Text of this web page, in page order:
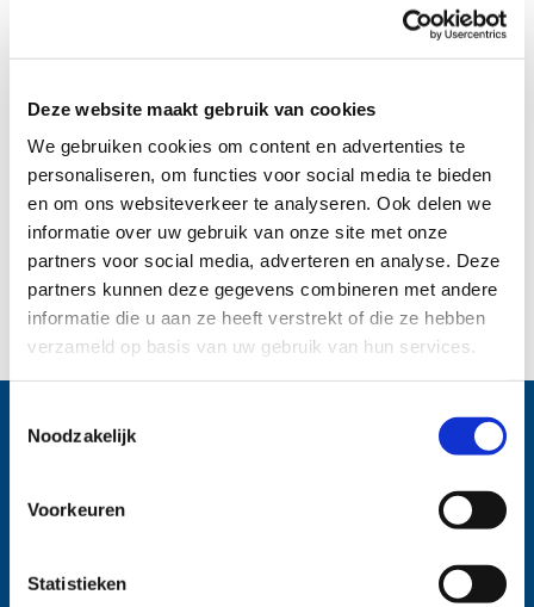
Deze website maakt gebruik van cookies
We gebruiken cookies om content en advertenties te
personaliseren, om functies voor social media te bieden
en om ons websiteverkeer te analyseren. Ook delen we
informatie over uw gebruik van onze site met onze
partners voor social media, adverteren en analyse. Deze
partners kunnen deze gegevens combineren met andere
informatie die u aan ze heeft verstrekt of die ze hebben
verzameld op basis van uw gebruik van hun services.
Noodzakelijk
Voorkeuren
Statistieken
een bouwpraktijk en nieuwe ideeën om te
verbinden”, vertelt Wendy Scherpenisse, manager
willen we zorgen dat deze ideeën niet alleen
ideeën blijven. Daarom gaan we dit nu handen en
voeten geven in het bestaande RGS-proces.”
Om hiermee een start te maken, overhandigden we
samen met Hagemans een cheque van 1.500 euro.
Om te besteden aan een sociaal doel in Gorinchem.
Met de wijkteams van Poort6 wordt nu nagedacht
over een goede bestemming. Dat is goed voor
iedereen!